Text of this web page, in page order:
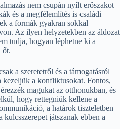
nem csupán nyílt erőszakot
és a megfélemlítés is családi
a formák gyakran sokkal
Az ilyen helyzetekben az áldozat
tudja, hogyan léphetne ki a
őt.
a szeretetről és a támogatásról
a konfliktusokat. Fontos,
magukat az otthonukban, és
hogy rettegniük kellene a
a határok tiszteletben
kulcsszerepet játszanak ebben a